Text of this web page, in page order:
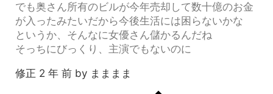
でも奥さん所有のビルが今年売却して数十億のお金
が入ったみたいだから今後生活には困らないかな
というか、そんなに女優さん儲かるんだね
そっちにびっくり、主演でもないのに
修正 2 年 前 by まままま